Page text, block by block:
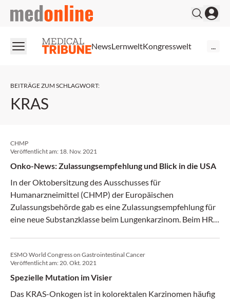
medonline
NewsLernweltKongresswelt
BEITRÄGE ZUM SCHLAGWORT:
KRAS
CHMP
Veröffentlicht am: 18. Nov. 2021
Onko-News: Zulassungsempfehlung und Blick in die USA
In der Oktobersitzung des Ausschusses für
Humanarzneimittel (CHMP) der Europäischen
Zulassungsbehörde gab es eine Zulassungsempfehlung für
eine neue Substanzklasse beim Lungenkarzinom. Beim HR+
ESMO World Congress on Gastrointestinal Cancer
Veröffentlicht am:20. Okt. 2021
Spezielle Mutation im Visier
Das KRAS-Onkogen ist in kolorektalen Karzinomen häufig